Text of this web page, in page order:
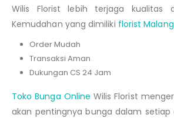
Wilis Florist lebih terjaga kualitas
Kemudahan yang dimiliki florist Malang
Order Mudah
Transaksi Aman
Dukungan CS 24 Jam
Toko Bunga Online Wilis Florist
akan pentingnya bunga dalam setiap